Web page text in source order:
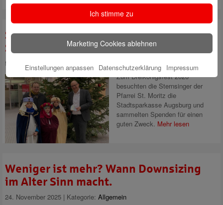
Sternsinger besuchen die
Stadtsparkasse Augsburg
5. Januar 2026 | Kategorie:
Allgemein
Zum Dreikönigsfest 2026
besuchten die Sternsinger der
Pfarrei St. Moritz die
Stadtsparkasse Augsburg und
sammelten Spenden für einen
guten Zweck. Mehr lesen
Weniger ist mehr? Wann Downsizing
im Alter Sinn macht.
24. November 2025 | Kategorie: Allgemein
Ich stimme zu
Marketing Cookies ablehnen
Einstellungen anpassen Datenschutzerklärung Impressum